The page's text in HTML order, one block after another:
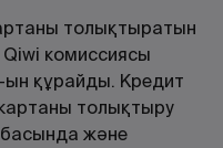
толықтыратын
Qiwi комиссиясы
құрайды. Кредит
толықтыру
және